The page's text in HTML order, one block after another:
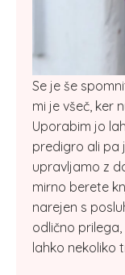
Se je še
mi je všeč, ker
Uporabim jo
predigro ali pa
upravljamo z
mirno berete
narejen s
odlično
lahko nekoliko